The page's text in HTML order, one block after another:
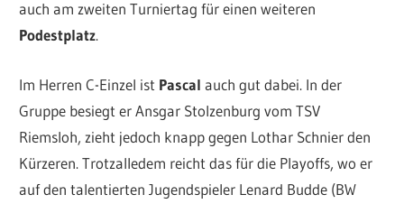
auch am zweiten Turniertag für einen weiteren
Podestplatz.
Im Herren C-Einzel ist Pascal auch gut dabei. In der
Gruppe besiegt er Ansgar Stolzenburg vom TSV
Riemsloh, zieht jedoch knapp gegen Lothar Schnier den
Kürzeren. Trotzalledem reicht das für die Playoffs, wo er
auf den talentierten Jugendspieler Lenard Budde (BW